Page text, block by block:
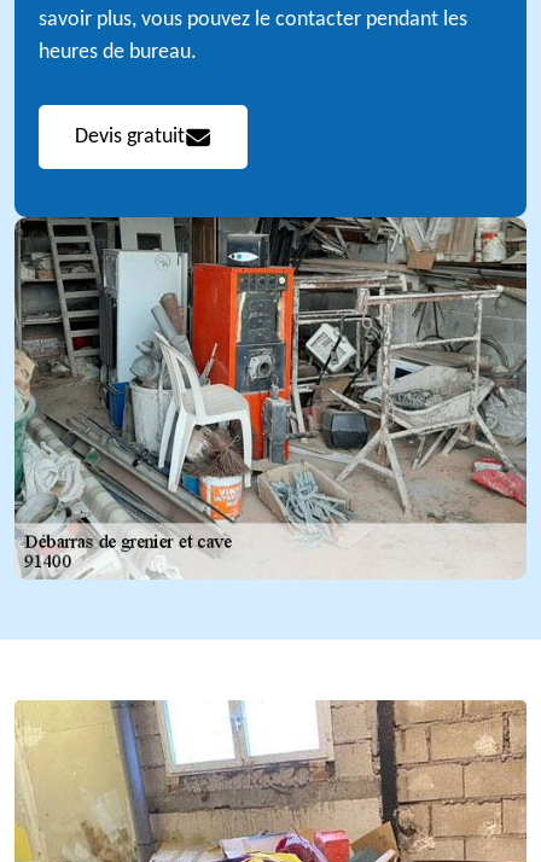
savoir plus, vous pouvez le contacter pendant les
heures de bureau.
Devis gratuit